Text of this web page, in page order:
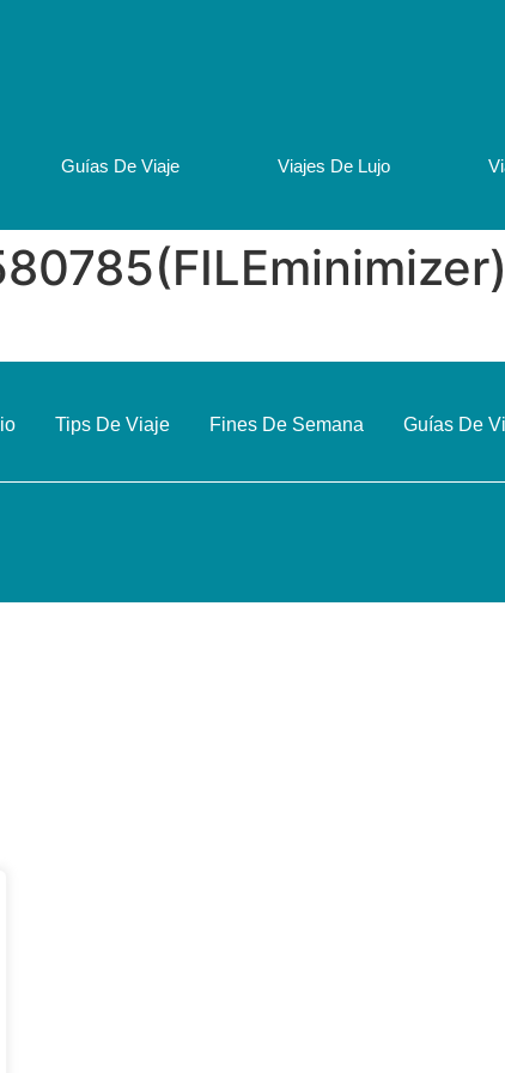
Guías De Viaje Viajes De Lujo
Tips De Viaje Fines De Semana Guías De